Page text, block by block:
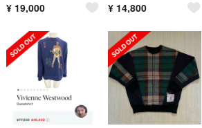
¥ 19,000 ¥ 14,800